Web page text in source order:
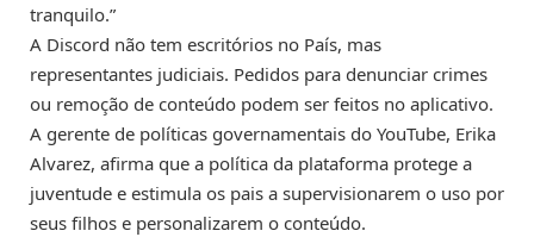
tranquilo.”
A Discord não tem escritórios no País, mas
representantes judiciais. Pedidos para denunciar crimes
ou remoção de conteúdo podem ser feitos no aplicativo.
A gerente de políticas governamentais do YouTube, Erika
Alvarez, afirma que a política da plataforma protege a
juventude e estimula os pais a supervisionarem o uso por
seus filhos e personalizarem o conteúdo.